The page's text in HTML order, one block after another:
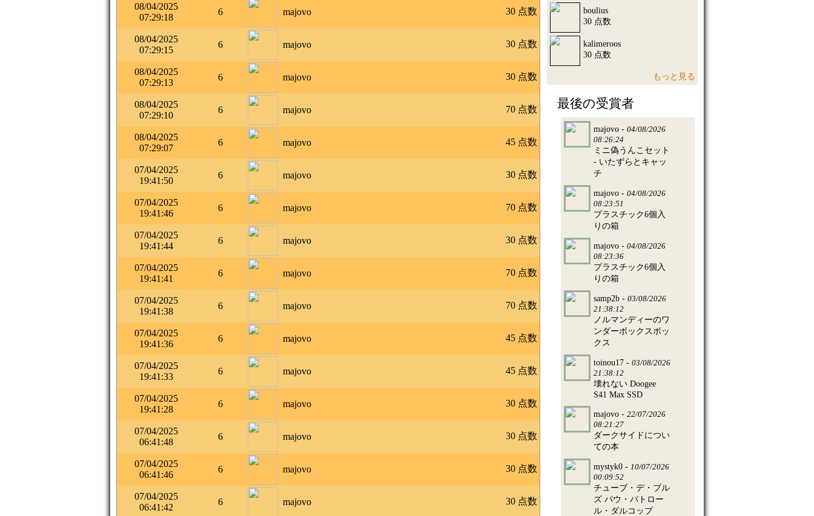
08/04/2025
07:29:18
6 majovo 30 点数
08/04/2025
07:29:15
6 majovo 30 点数
08/04/2025
07:29:13
6 majovo 30 点数
08/04/2025
07:29:10
6 majovo 70 点数
08/04/2025
07:29:07
6 majovo 45 点数
07/04/2025
19:41:50
6 majovo 30 点数
07/04/2025
19:41:46
6 majovo 70 点数
07/04/2025
19:41:44
6 majovo 30 点数
07/04/2025
19:41:41
6 majovo 70 点数
07/04/2025
19:41:38
6 majovo 70 点数
07/04/2025
19:41:36
6 majovo 45 点数
07/04/2025
19:41:33
6 majovo 45 点数
07/04/2025
19:41:28
6 majovo 30 点数
07/04/2025
06:41:48
6 majovo 30 点数
07/04/2025
06:41:46
6 majovo 30 点数
07/04/2025
06:41:42
6 majovo 30 点数
boulius
30 点数
kalimeroos
30 点数
もっと見る
最後の受賞者
majovo - 04/08/2026
08:26:24
ミニ偽うんこセット
- いたずらとキャッ
チ
majovo - 04/08/2026
08:23:51
プラスチック6個入
りの箱
majovo - 04/08/2026
08:23:36
プラスチック6個入
りの箱
samp2b - 03/08/2026
21:38:12
ノルマンディーのワ
ンダーボックスボッ
クス
toinou17 - 03/08/2026
21:38:12
壊れない Doogee
S41 Max SSD
majovo - 22/07/2026
08:21:27
ダークサイドについ
ての本
mystyk0 - 10/07/2026
00:09:52
チューブ・デ・ブル
ズ パウ・パトロー
ル・ダルコップ